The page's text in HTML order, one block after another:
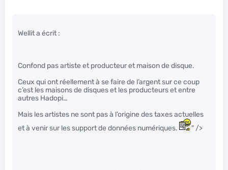
Wellit a écrit :
Confond pas artiste et producteur et maison de disque.
Ceux qui ont réellement à se faire de l’argent sur ce coup
c’est les maisons de disques et les producteurs et entre
autres Hadopi…
Mais les artistes ne sont pas à l’origine des taxes actuelles
et à venir sur les support de données numériques.
" />